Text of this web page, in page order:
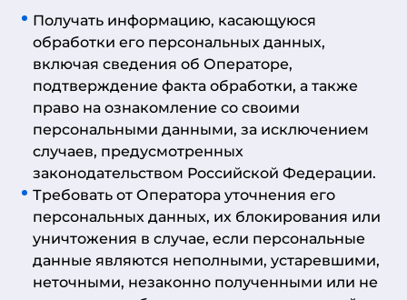
Получать информацию, касающуюся
обработки его персональных данных,
включая сведения об Операторе,
подтверждение факта обработки, а также
право на ознакомление со своими
персональными данными, за исключением
случаев, предусмотренных
законодательством Российской Федерации.
Требовать от Оператора уточнения его
персональных данных, их блокирования или
уничтожения в случае, если персональные
данные являются неполными, устаревшими,
неточными, незаконно полученными или не